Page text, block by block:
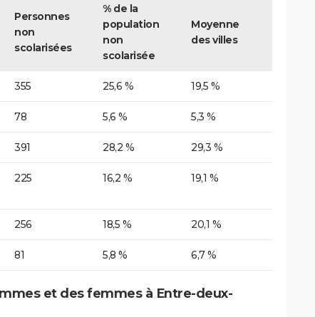
Personnes
non
scolarisées
% de la
population
non
scolarisée
Moyenne
des villes
355 25,6 % 19,5 %
78 5,6 % 5,3 %
391 28,2 % 29,3 %
225 16,2 % 19,1 %
256 18,5 % 20,1 %
81 5,8 % 6,7 %
et des femmes à Entre-deux-